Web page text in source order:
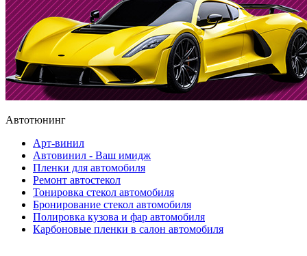
Автотюнинг
Арт-винил
Автовинил - Ваш имидж
Пленки для автомобиля
Ремонт автостекол
Тонировка стекол автомобиля
Бронирование стекол автомобиля
Полировка кузова и фар автомобиля
Карбоновые пленки в салон автомобиля